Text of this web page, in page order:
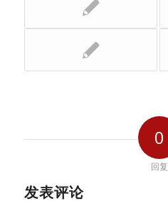
0
回复
发表评论